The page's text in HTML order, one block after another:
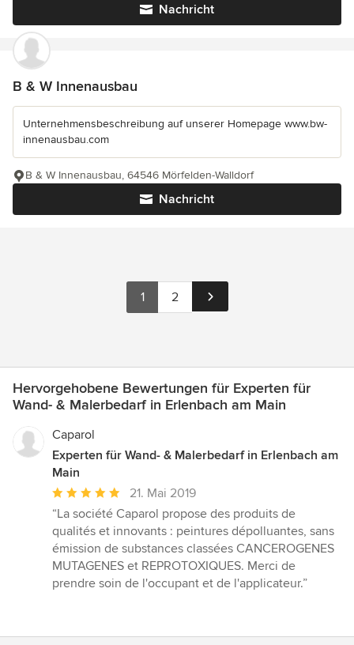
Nachricht
B & W Innenausbau
Unternehmensbeschreibung auf unserer Homepage www.bw-
innenausbau.com
Nachricht
B & W Innenausbau, 64546 Mörfelden-Walldorf
1 2
Hervorgehobene Bewertungen für Experten für
Wand- & Malerbedarf in Erlenbach am Main
Caparol
Experten für Wand- & Malerbedarf in Erlenbach am
Main
Durchschnittliche
Bewertung:
5
von
5
Sternen
21. Mai 2019
“La société Caparol propose des produits de
qualités et innovants : peintures dépolluantes, sans
émission de substances classées CANCEROGENES
MUTAGENES et REPROTOXIQUES. Merci de
prendre soin de l'occupant et de l'applicateur.”